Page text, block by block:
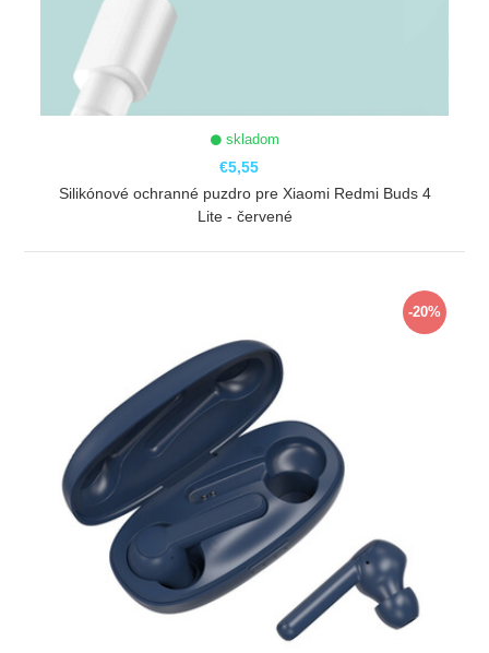
skladom
€5,55
Silikónové ochranné puzdro pre Xiaomi Redmi Buds 4
Lite - červené
-20%